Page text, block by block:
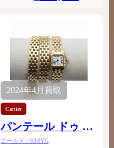
2024年4月 買取
Cartier
パンテール ドゥ カ
ルティエ ミニ 3ロ
ゴールド / K18YG